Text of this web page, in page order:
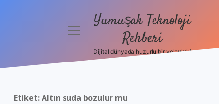
Politikası
menüyüYumuşak Teknoloji
Rehberi
Dijital dünyada huzurlu bir yolculuk!
Etiket:Altın suda bozulur mu